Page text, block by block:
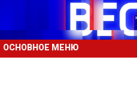
ОСНОВНОЕ МЕНЮ